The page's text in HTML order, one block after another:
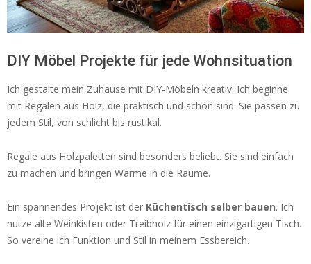
DIY Möbel Projekte für jede Wohnsituation
Ich gestalte mein Zuhause mit DIY-Möbeln kreativ. Ich beginne
mit Regalen aus Holz, die praktisch und schön sind. Sie passen zu
jedem Stil, von schlicht bis rustikal.
Regale aus Holzpaletten sind besonders beliebt. Sie sind einfach
zu machen und bringen Wärme in die Räume.
Ein spannendes Projekt ist der Küchentisch selber bauen. Ich
nutze alte Weinkisten oder Treibholz für einen einzigartigen Tisch.
So vereine ich Funktion und Stil in meinem Essbereich.